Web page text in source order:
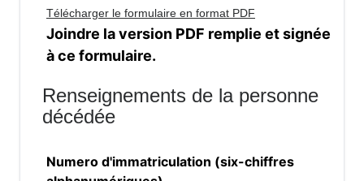
Télécharger le formulaire en format PDF
Joindre la version PDF remplie et signée
à ce formulaire.
Renseignements de la personne
décédée
Numero d'immatriculation (six-chiffres